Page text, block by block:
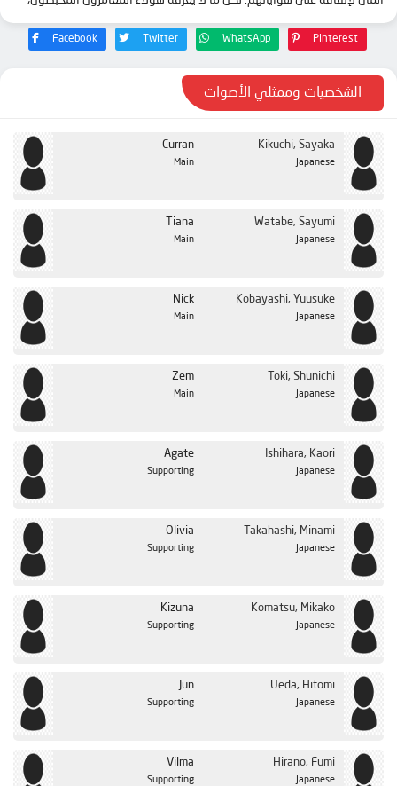
Facebook Twitter WhatsApp Pinterest
الشخصيات وممثلي الأصوات
Curran
Main
Kikuchi, Sayaka
Japanese
Tiana
Main
Watabe, Sayumi
Japanese
Nick
Main
Kobayashi, Yuusuke
Japanese
Zem
Main
Toki, Shunichi
Japanese
Agate
Supporting
Ishihara, Kaori
Japanese
Olivia
Supporting
Takahashi, Minami
Japanese
Kizuna
Supporting
Komatsu, Mikako
Japanese
Jun
Supporting
Ueda, Hitomi
Japanese
Vilma
Supporting
Hirano, Fumi
Japanese